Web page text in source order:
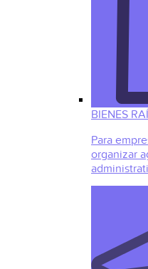
BIENES
Para
organizar